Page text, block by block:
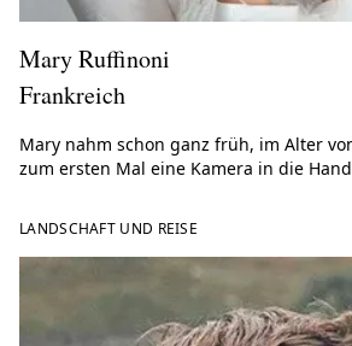
Mary Ruffinoni
Frankreich
Mary nahm schon ganz früh, im Alter
zum ersten Mal eine Kamera in die
LANDSCHAFT UND REISE